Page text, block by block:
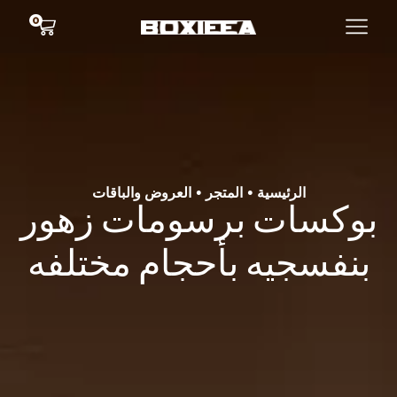
0
الرئيسية • المتجر • العروض والباقات
بوكسات برسومات زهور
بنفسجيه بأحجام مختلفه